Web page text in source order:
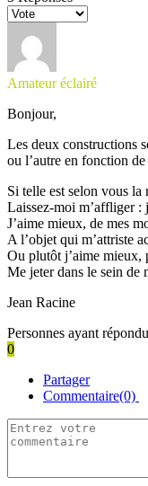
Amateur éclairé
Bonjour,
Les deux constructions
ou l’autre en fonction
Si telle est selon vous la
Laissez-moi m’affliger :
J’aime mieux, de mes
A l’objet qui m’attriste
Ou plutôt j’aime mieux,
Me jeter dans le sein de
Jean Racine
Personnes ayant
0
Partager
Commentaire(0)